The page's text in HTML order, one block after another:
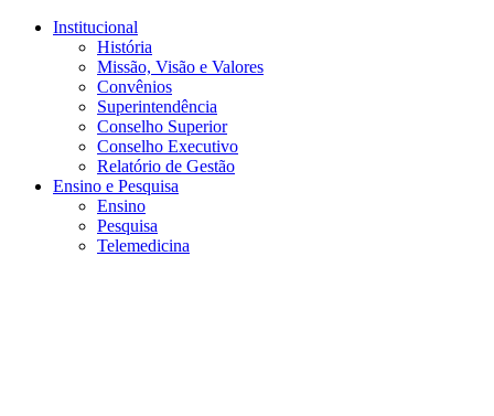
Conteúdo principal
Institucional
História
Missão, Visão e Valores
Convênios
Superintendência
Conselho Superior
Conselho Executivo
Relatório de Gestão
Ensino e Pesquisa
Ensino
Pesquisa
Telemedicina